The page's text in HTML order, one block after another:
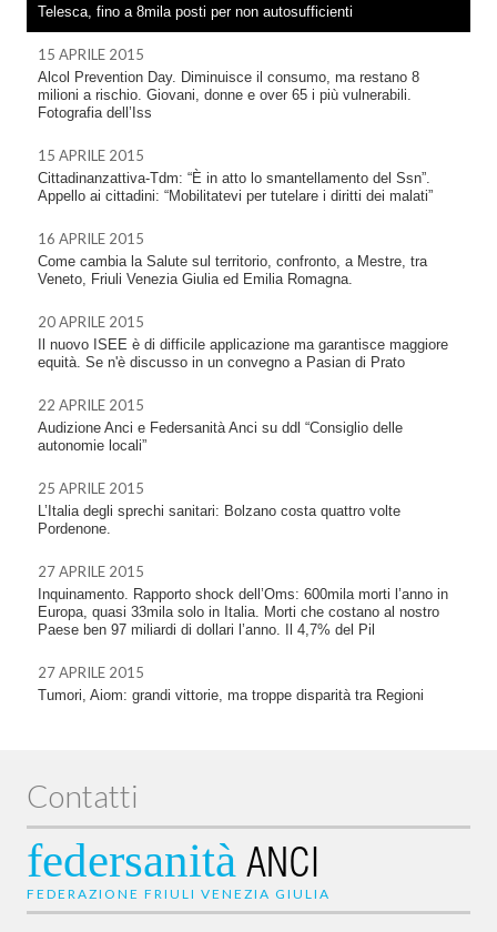
Telesca, fino a 8mila posti per non autosufficienti
15 APRILE 2015
Alcol Prevention Day. Diminuisce il consumo, ma restano 8
milioni a rischio. Giovani, donne e over 65 i più vulnerabili.
Fotografia dell’Iss
15 APRILE 2015
Cittadinanzattiva-Tdm: “È in atto lo smantellamento del Ssn”.
Appello ai cittadini: “Mobilitatevi per tutelare i diritti dei malati”
16 APRILE 2015
Come cambia la Salute sul territorio, confronto, a Mestre, tra
Veneto, Friuli Venezia Giulia ed Emilia Romagna.
20 APRILE 2015
Il nuovo ISEE è di difficile applicazione ma garantisce maggiore
equità. Se n'è discusso in un convegno a Pasian di Prato
22 APRILE 2015
Audizione Anci e Federsanità Anci su ddl “Consiglio delle
autonomie locali”
25 APRILE 2015
L’Italia degli sprechi sanitari: Bolzano costa quattro volte
Pordenone.
27 APRILE 2015
Inquinamento. Rapporto shock dell’Oms: 600mila morti l’anno in
Europa, quasi 33mila solo in Italia. Morti che costano al nostro
Paese ben 97 miliardi di dollari l’anno. Il 4,7% del Pil
27 APRILE 2015
Tumori, Aiom: grandi vittorie, ma troppe disparità tra Regioni
Contatti
federsanità ANCI
FEDERAZIONE FRIULI VENEZIA GIULIA